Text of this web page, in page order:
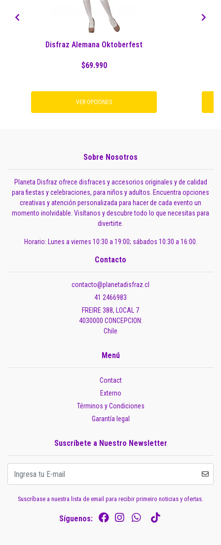
Disfraz Alemana Oktoberfest
$69.990
VER OPCIONES
Sobre Nosotros
Planeta Disfraz ofrece disfraces y accesorios originales y de calidad
para fiestas y celebraciones, para niños y adultos. Encuentra opciones
creativas y atención personalizada para hacer de cada evento un
momento inolvidable. Visítanos y descubre todo lo que necesitas para
divertirte.
Horario: Lunes a viernes 10:30 a 19:00; sábados 10:30 a 16:00.
Contacto
contacto@planetadisfraz.cl
41 2466983
FREIRE 388, LOCAL 7
4030000 CONCEPCION:
Chile
Menú
Contact
Externo
Términos y Condiciones
Garantía legal
Suscríbete a Nuestro Newsletter
Suscríbase a nuestra lista de email para recibir primeiro noticias y ofertas.
Síguenos: